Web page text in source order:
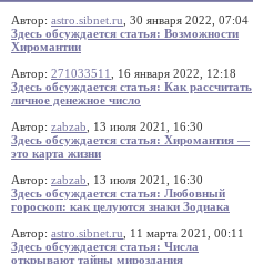
Автор: astro.sibnet.ru , 30 января 2022, 07:04
Здесь обсуждается статья: Возможности
Хиромантии
Автор: 271033511
, 16 января 2022, 12:18
Здесь обсуждается статья: Как рассчитать
личное денежное число
Автор: zabzab , 13 июля 2021, 16:30
Здесь обсуждается статья: Хиромантия —
это карта жизни
Автор: zabzab , 13 июля 2021, 16:30
Здесь обсуждается статья: Любовный
гороскоп: как целуются знаки Зодиака
Автор: astro.sibnet.ru , 11 марта 2021, 00:11
Здесь обсуждается статья: Числа
открывают тайны мироздания